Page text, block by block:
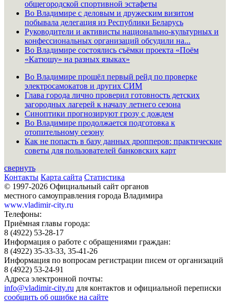
общегородской спортивной эстафеты
Во Владимире с деловым и дружеским визитом
побывала делегация из Республики Беларусь
Руководители и активисты национально-культурных и
конфессиональных организаций обсудили на...
Во Владимире состоялись съёмки проекта «Поём
«Катюшу» на разных языках»
Во Владимире прошёл первый рейд по проверке
электросамокатов и других СИМ
Глава города лично проверил готовность детских
загородных лагерей к началу летнего сезона
Синоптики прогнозируют грозу с дождем
Во Владимире продолжается подготовка к
отопительному сезону
Как не попасть в базу данных дропперов: практические
советы для пользователей банковских карт
свернуть
Контакты Карта сайта Статистика
© 1997-2026 Официальный сайт органов
местного самоуправления города Владимира
www.vladimir-city.ru
Телефоны:
Приёмная главы города:
8 (4922) 53-28-17
Информация о работе с обращениями граждан:
8 (4922) 35-33-33, 35-41-26
Информация по вопросам регистрации писем от организаций
8 (4922) 53-24-91
Адреса электронной почты:
info@vladimir-city.ru для контактов и официальной переписки
сообщить об ошибке на сайте